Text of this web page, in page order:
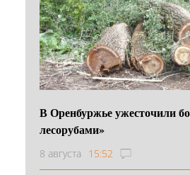
В Оренбуржье ужесточили
лесорубами»
8 августа 15:52